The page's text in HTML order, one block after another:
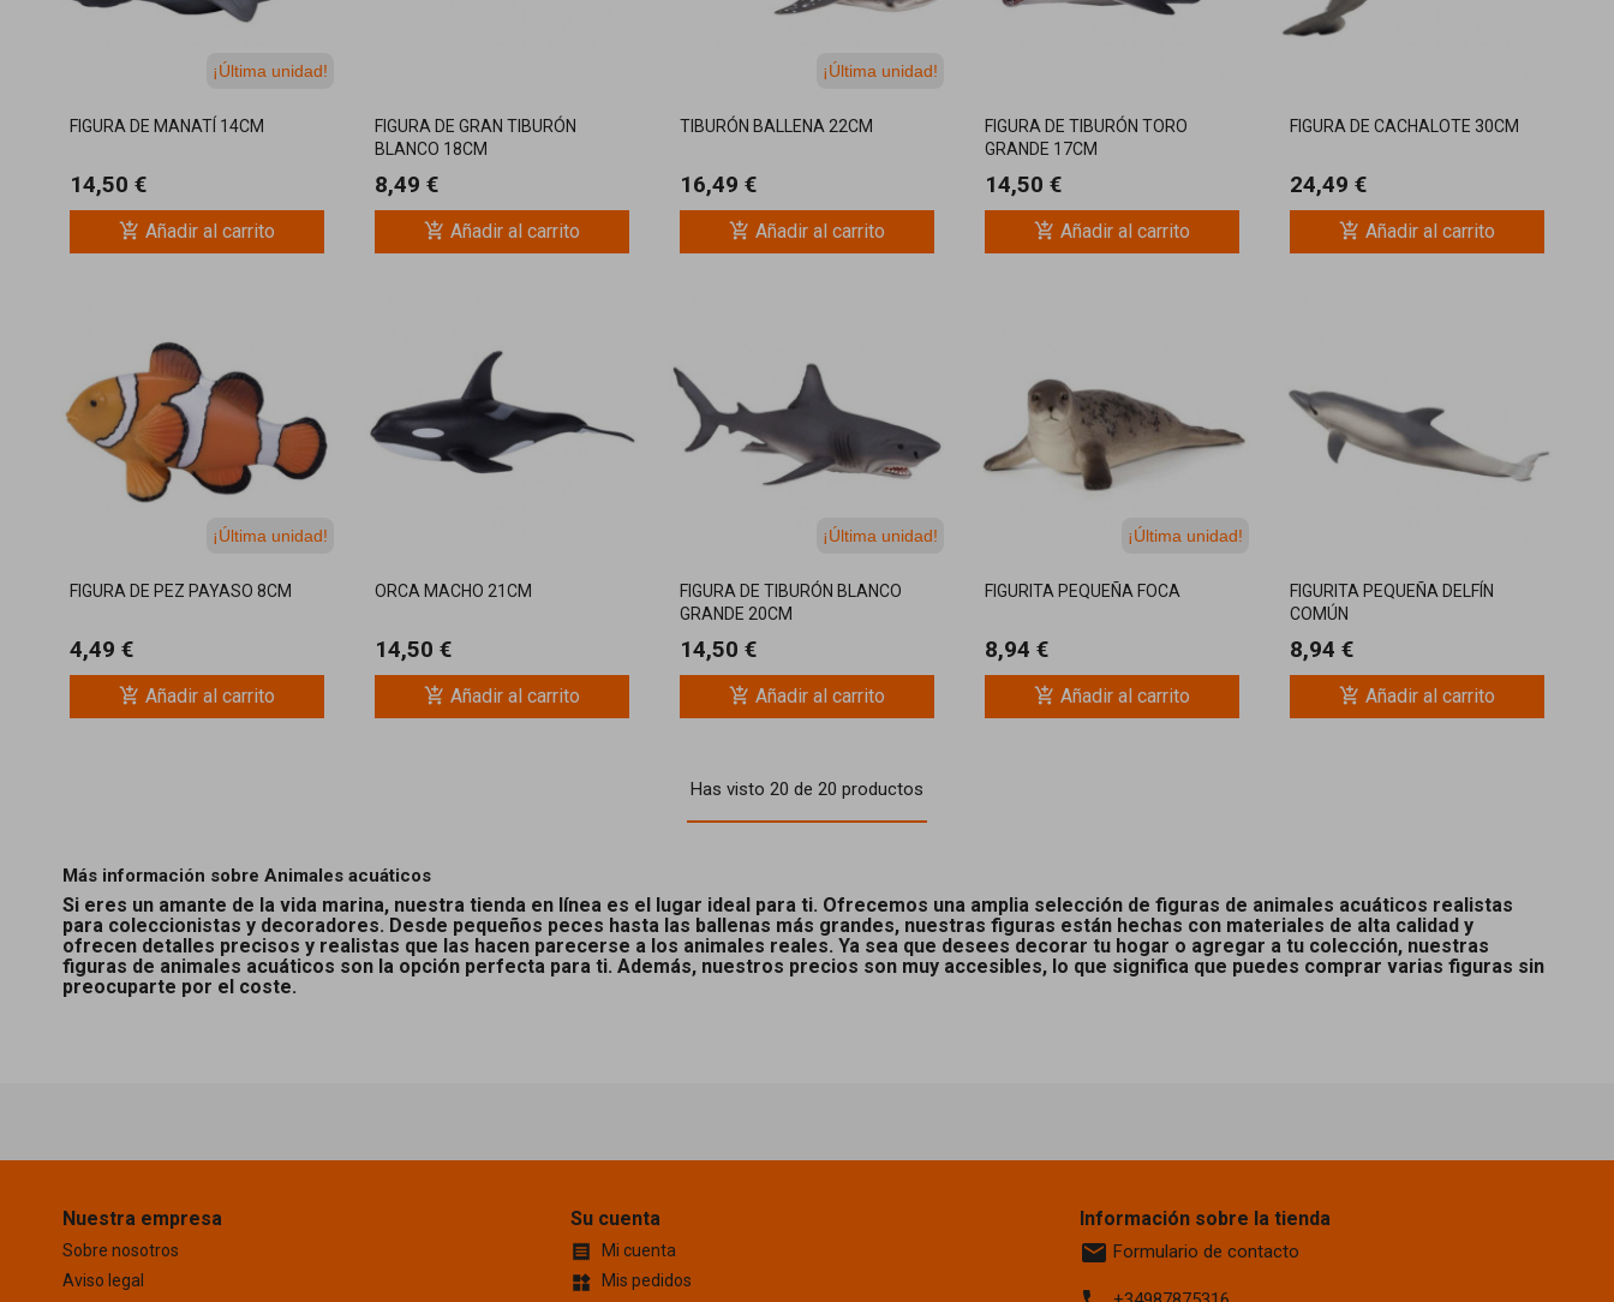
¡Última unidad!
FIGURA DE MANATÍ 14CM
14,50 €
add_shopping_cart Añadir al carrito
FIGURA DE GRAN TIBURÓN
BLANCO 18CM
8,49 €
add_shopping_cart Añadir al carrito
¡Última unidad!
TIBURÓN BALLENA 22CM
16,49 €
add_shopping_cart Añadir al carrito
FIGURA DE TIBURÓN TORO
GRANDE 17CM
14,50 €
add_shopping_cart Añadir al carrito
FIGURA DE CACHALOTE 30CM
24,49 €
add_shopping_cart Añadir al carrito
¡Última unidad!
FIGURA DE PEZ PAYASO 8CM
4,49 €
add_shopping_cart Añadir al carrito
ORCA MACHO 21CM
14,50 €
add_shopping_cart Añadir al carrito
¡Última unidad!
FIGURA DE TIBURÓN BLANCO
GRANDE 20CM
14,50 €
add_shopping_cart Añadir al carrito
¡Última unidad!
FIGURITA PEQUEÑA FOCA
8,94 €
add_shopping_cart Añadir al carrito
FIGURITA PEQUEÑA DELFÍN
COMÚN
8,94 €
add_shopping_cart Añadir al carrito
Has visto 20 de 20 productos
Más información sobre Animales acuáticos
Si eres un amante de la vida marina, nuestra tienda en línea es el lugar ideal para ti. Ofrecemos una amplia selección de figuras de animales acuáticos realistas
para coleccionistas y decoradores. Desde pequeños peces hasta las ballenas más grandes, nuestras figuras están hechas con materiales de alta calidad y
ofrecen detalles precisos y realistas que las hacen parecerse a los animales reales. Ya sea que desees decorar tu hogar o agregar a tu colección, nuestras
figuras de animales acuáticos son la opción perfecta para ti. Además, nuestros precios son muy accesibles, lo que significa que puedes comprar varias figuras sin
preocuparte por el coste.
Nuestra empresa
Sobre nosotros
Aviso legal
Su cuenta
 Mi cuenta
widgets Mis pedidos
Información sobre la tienda
email Formulario de contacto